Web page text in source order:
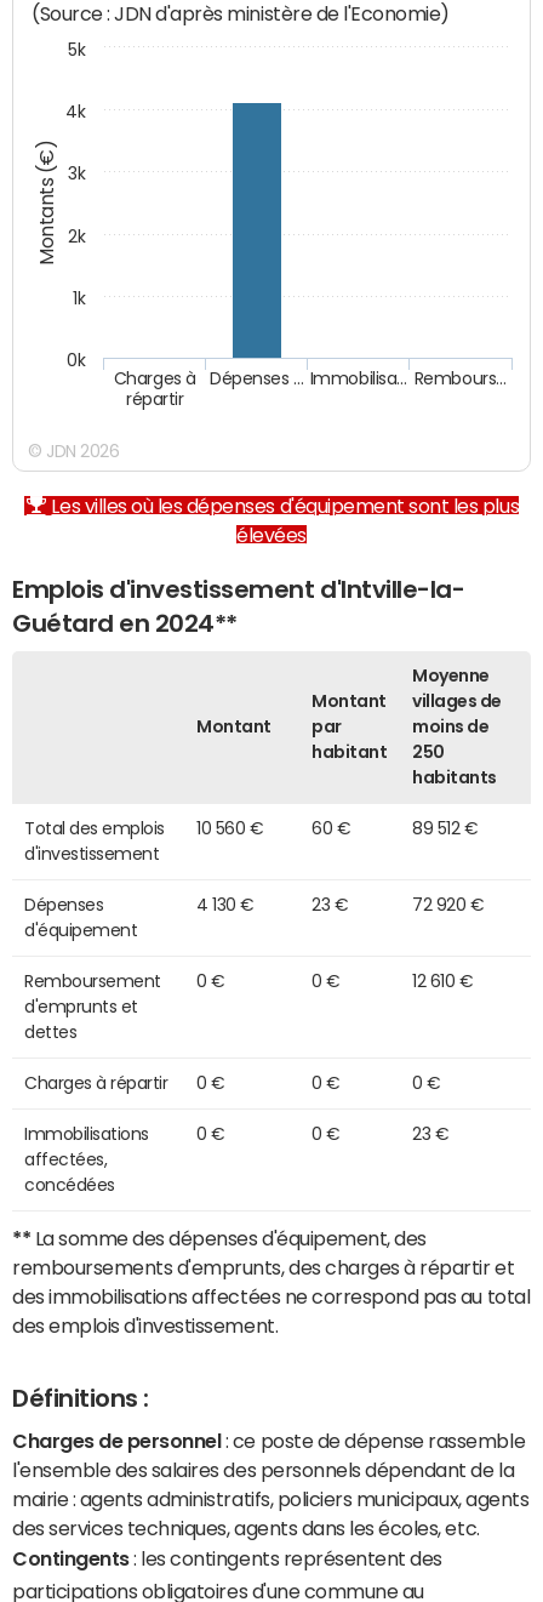
Montants (€)
(Source : JDN d'après ministère de l'Economie)
Charges à
répartir
Dépenses … Immobilisa… Rembours…
0k
1k
2k
3k
4k
5k
© JDN 2026
Les villes où les dépenses d'équipement sont les plus
élevées
Emplois d'investissement d'Intville-la-
Guétard en 2024**
Montant
Montant
par
habitant
Moyenne
villages de
moins de
250
habitants
Total des emplois
d'investissement
10 560 € 60 € 89 512 €
Dépenses
d'équipement
4 130 € 23 € 72 920 €
Remboursement
d'emprunts et
dettes
0 € 0 € 12 610 €
Charges à répartir 0 € 0 € 0 €
Immobilisations
affectées,
concédées
0 € 0 € 23 €
** La somme des dépenses d'équipement, des
remboursements d'emprunts, des charges à répartir et
des immobilisations affectées ne correspond pas au total
des emplois d'investissement.
Définitions :
Charges de personnel : ce poste de dépense rassemble
l'ensemble des salaires des personnels dépendant de la
mairie : agents administratifs, policiers municipaux, agents
des services techniques, agents dans les écoles, etc.
Contingents: les contingents représentent des
participations obligatoires d'une commune au